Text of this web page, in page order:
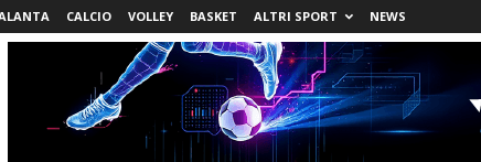
CALCIO VOLLEY BASKET ALTRI SPORT NEWS